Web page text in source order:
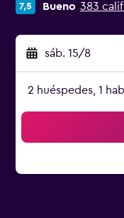
7,5 Bueno 383
sáb. 15/8
2 huéspedes, 1